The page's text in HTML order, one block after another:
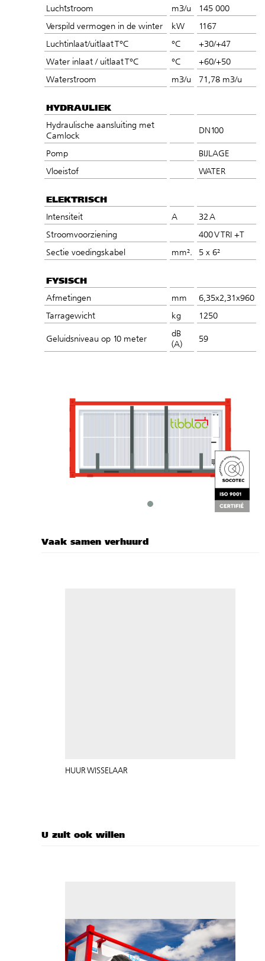
Luchtstroom
m3/u
145 000
Verspild vermogen in de winter
kW
1167
Luchtinlaat/uitlaat T°C
°C
+30/+47
Water inlaat / uitlaat T°C
°C
+60/+50
Waterstroom
m3/u 71,78 m3/u
HYDRAULIEK
Hydraulische aansluiting met
Camlock
DN100
Pomp
BIJLAGE
Vloeistof
WATER
ELEKTRISCH
Intensiteit A
32 A
Stroomvoorziening
400 V TRI +T
Sectie voedingskabel
mm². 5 x 6²
FYSISCH
Afmetingen mm
6,35x2,31x960
Tarragewicht
kg 1250
Geluidsniveau op 10 meter
dB
(A)
59
Vaak samen verhuurd
HUUR WISSELAAR
U zult ook willen